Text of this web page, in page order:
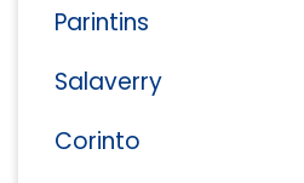
Parintins
Salaverry
Corinto